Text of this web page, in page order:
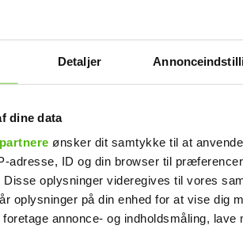
Detaljer
dine data
ønsker dit samtykke til at
adresse, ID og din browser til
Disse oplysninger videregives til vores
oplysninger på din enhed for at vise dig
annonce- og indholdsmåling, lave
at være far til to: Deler nyt
livet